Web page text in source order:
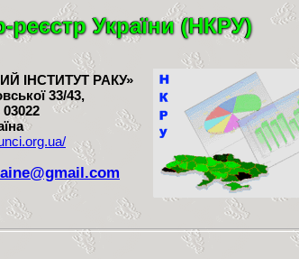
України (НКРУ)
ІНСТИТУТ РАКУ»
33/43,
03022